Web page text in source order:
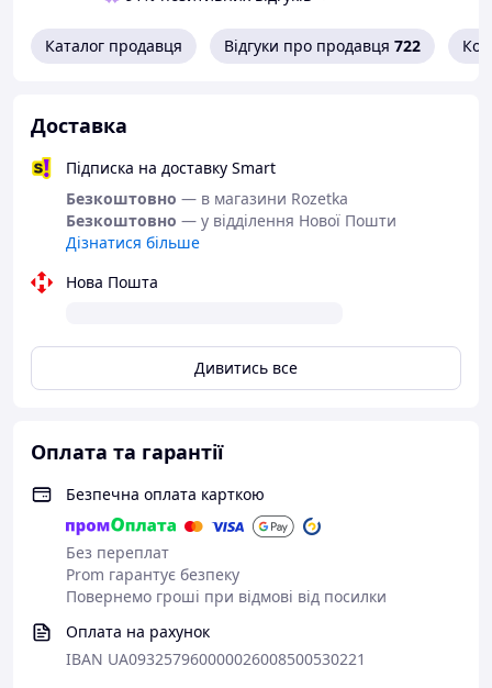
Каталог продавця Відгуки про продавця 722
Доставка
Підписка на доставку Smart
Безкоштовно — в магазини Rozetka
Безкоштовно — у відділення Нової Пошти
Дізнатися більше
Нова Пошта
Дивитись все
Оплата та гарантії
Безпечна оплата карткою
Без переплат
Prom гарантує безпеку
Повернемо гроші при відмові від посилки
Оплата на рахунок
IBAN UA093257960000026008500530221